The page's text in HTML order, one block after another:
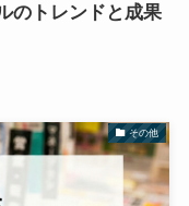
のトレンドと成果
その他